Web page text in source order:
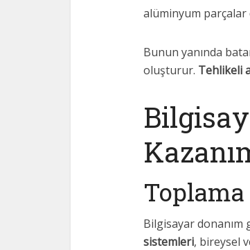
alüminyum parçalar
Bunun yanında
oluşturur. Tehlikeli
Bilgisayar donanım
sistemleri, bireysel